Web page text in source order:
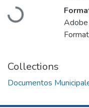
Loading...
Format
Collections
Documentos